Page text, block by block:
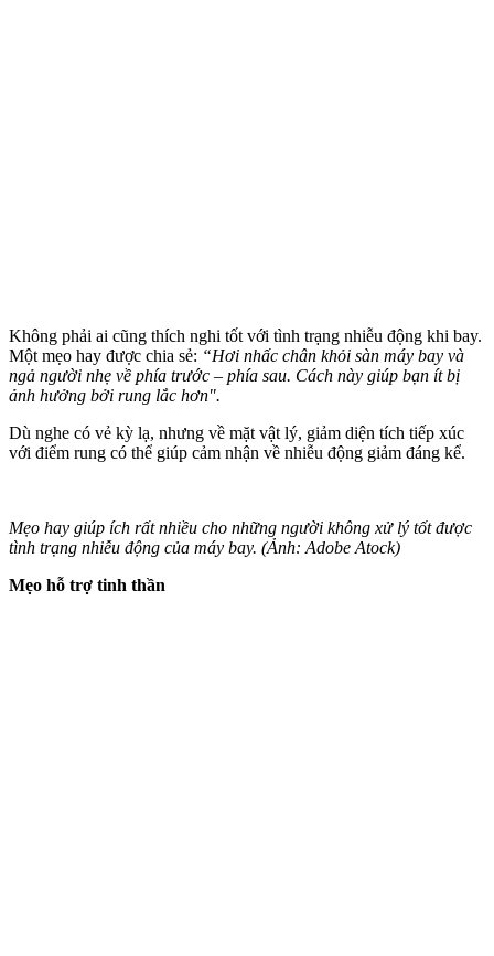
Không phải ai cũng thích nghi tốt với tình trạng nhiễu động khi bay.
Một mẹo hay được chia sẻ: “Hơi nhấc chân khỏi sàn máy bay và
ngả người nhẹ về phía trước – phía sau. Cách này giúp bạn ít bị
ảnh hưởng bởi rung lắc hơn".
Dù nghe có vẻ kỳ lạ, nhưng về mặt vật lý, giảm diện tích tiếp xúc
với điểm rung có thể giúp cảm nhận về nhiễu động giảm đáng kể.
Mẹo hay giúp ích rất nhiều cho những người không xử lý tốt được
tình trạng nhiễu động của máy bay. (Ảnh: Adobe Atock)
Mẹo hỗ trợ tinh thần